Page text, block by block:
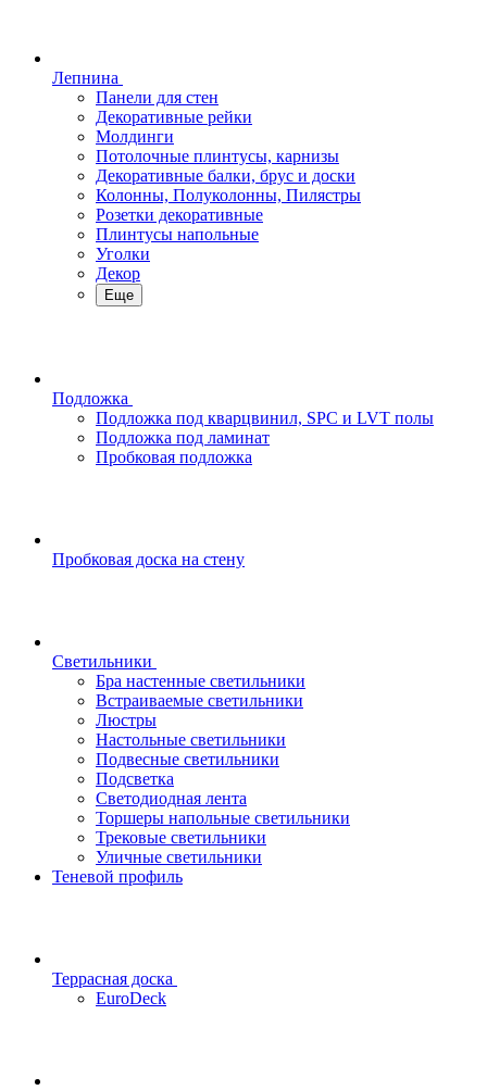
Лепнина
Панели для стен
Декоративные рейки
Молдинги
Потолочные плинтусы, карнизы
Декоративные балки, брус и доски
Колонны, Полуколонны, Пилястры
Розетки декоративные
Плинтусы напольные
Уголки
Декор
Еще
Подложка
Подложка под кварцвинил, SPC и LVT полы
Подложка под ламинат
Пробковая подложка
Пробковая доска на стену
Светильники
Бра настенные светильники
Встраиваемые светильники
Люстры
Настольные светильники
Подвесные светильники
Подсветка
Светодиодная лента
Торшеры напольные светильники
Трековые светильники
Уличные светильники
Теневой профиль
Террасная доска
EuroDeck